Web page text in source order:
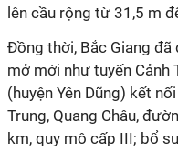
lên cầu rộng từ 31,5 m
Đồng thời, Bắc Giang
mở mới như tuyến Cảnh
(huyện Yên Dũng) kết
Trung, Quang Châu,
km, quy mô cấp III; bổ